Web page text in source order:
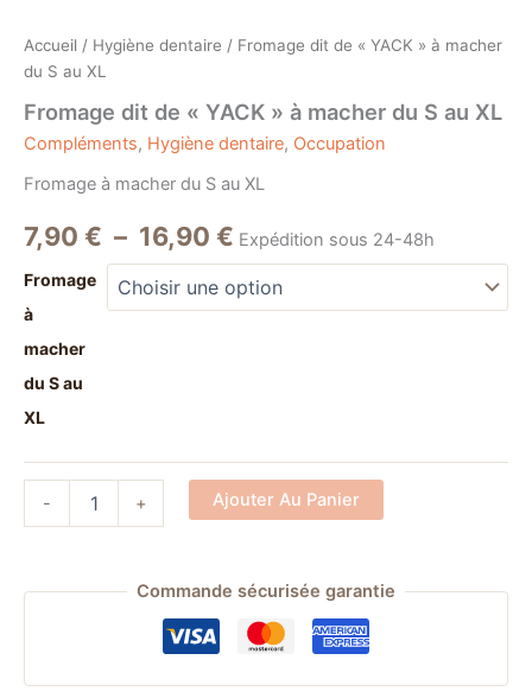
Accueil / Hygiène dentaire / Fromage dit de « YACK » à macher
du S au XL
Fromage dit de « YACK » à macher du S au XL
Compléments, Hygiène dentaire, Occupation
Fromage à macher du S au XL
7,90 € – 16,90 € Expédition sous 24-48h
Fromage
à
macher
du S au
XL
- + Ajouter Au Panier
Commande sécurisée garantie